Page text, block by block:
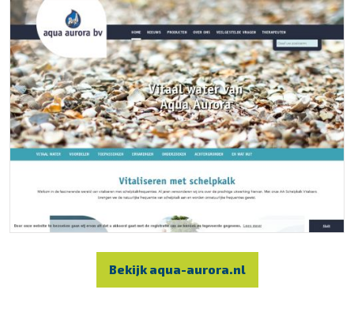
Bekijk aqua-aurora.nl